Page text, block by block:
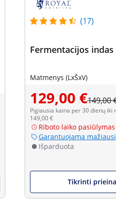
(17)
Fermentacijos indas
Matmenys (LxŠxV)
129,00 €149,00
Pigiausia kaina per 30 dienų iki
149,00 €
Riboto laiko pasiūlymas
Garantuojama
Išparduota
Tikrinti